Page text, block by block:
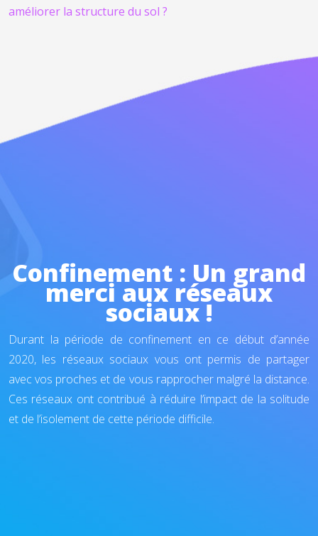
améliorer la structure du sol ?
Confinement : Un grand
merci aux réseaux
sociaux !
Durant la période de confinement en ce début d’année
2020, les réseaux sociaux vous ont permis de partager
avec vos proches et de vous rapprocher malgré la distance.
Ces réseaux ont contribué à réduire l’impact de la solitude
et de l’isolement de cette période difficile.